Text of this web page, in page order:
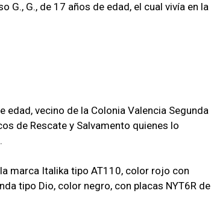
G., de 17 años de edad, el cual vivía en la
edad, vecino de la Colonia Valencia Segunda
de Rescate y Salvamento quienes lo
marca Italika tipo AT110, color rojo con
tipo Dio, color negro, con placas NYT6R de